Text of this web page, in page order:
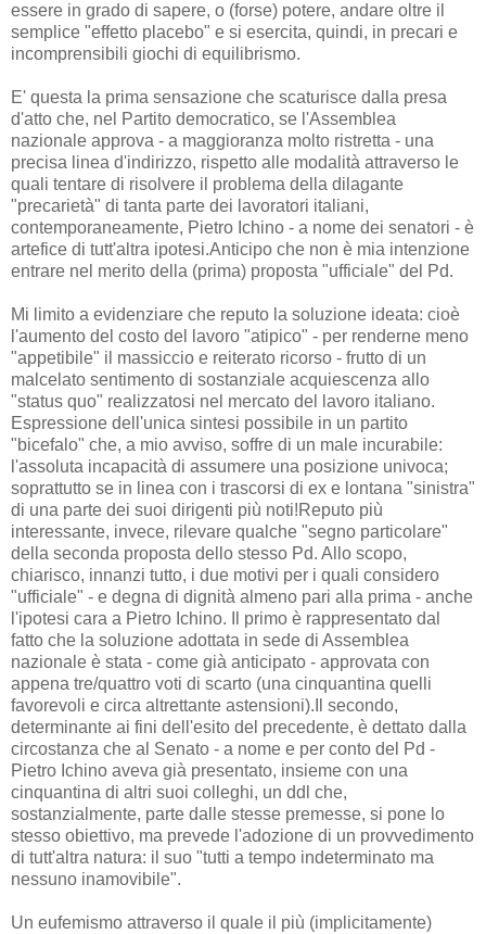
essere in grado di sapere, o (forse) potere, andare oltre il
semplice "effetto placebo" e si esercita, quindi, in precari e
incomprensibili giochi di equilibrismo.
E' questa la prima sensazione che scaturisce dalla presa
d'atto che, nel Partito democratico, se l'Assemblea
nazionale approva - a maggioranza molto ristretta - una
precisa linea d'indirizzo, rispetto alle modalità attraverso le
quali tentare di risolvere il problema della dilagante
"precarietà" di tanta parte dei lavoratori italiani,
contemporaneamente, Pietro Ichino - a nome dei senatori - è
artefice di tutt'altra ipotesi.Anticipo che non è mia intenzione
entrare nel merito della (prima) proposta "ufficiale" del Pd.
Mi limito a evidenziare che reputo la soluzione ideata: cioè
l'aumento del costo del lavoro "atipico" - per renderne meno
"appetibile" il massiccio e reiterato ricorso - frutto di un
malcelato sentimento di sostanziale acquiescenza allo
"status quo" realizzatosi nel mercato del lavoro italiano.
Espressione dell'unica sintesi possibile in un partito
"bicefalo" che, a mio avviso, soffre di un male incurabile:
l'assoluta incapacità di assumere una posizione univoca;
soprattutto se in linea con i trascorsi di ex e lontana "sinistra"
di una parte dei suoi dirigenti più noti!Reputo più
interessante, invece, rilevare qualche "segno particolare"
della seconda proposta dello stesso Pd. Allo scopo,
chiarisco, innanzi tutto, i due motivi per i quali considero
"ufficiale" - e degna di dignità almeno pari alla prima - anche
l'ipotesi cara a Pietro Ichino. Il primo è rappresentato dal
fatto che la soluzione adottata in sede di Assemblea
nazionale è stata - come già anticipato - approvata con
appena tre/quattro voti di scarto (una cinquantina quelli
favorevoli e circa altrettante astensioni).Il secondo,
determinante ai fini dell'esito del precedente, è dettato dalla
circostanza che al Senato - a nome e per conto del Pd -
Pietro Ichino aveva già presentato, insieme con una
cinquantina di altri suoi colleghi, un ddl che,
sostanzialmente, parte dalle stesse premesse, si pone lo
stesso obiettivo, ma prevede l'adozione di un provvedimento
di tutt'altra natura: il suo "tutti a tempo indeterminato ma
nessuno inamovibile".
Un eufemismo attraverso il quale il più (implicitamente)